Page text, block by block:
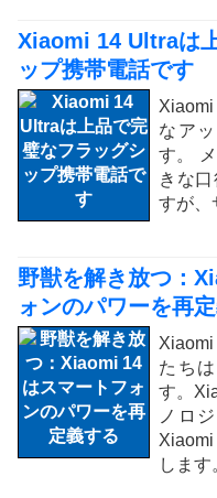
Xiaomi 14 Ultraは
ップ携帯電話です
Xiaomi
なア
す。
きな
すが、
野獣を解き放つ：
ォンのパワーを再
たち
す。
ノロ
します